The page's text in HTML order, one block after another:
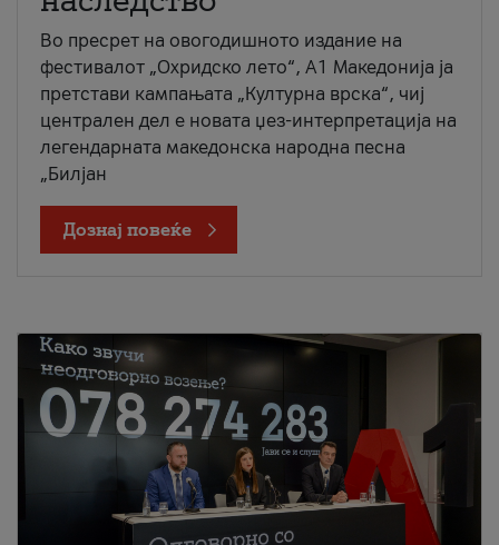
Во пресрет на овогодишното издание на
фестивалот „Охридско лето“, А1 Македонија ја
претстави кампањата „Културна врска“, чиј
централен дел е новата џез-интерпретација на
легендарната македонска народна песна
„Билјан
Дознај повеќе